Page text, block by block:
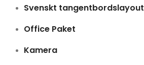
Svenskt tangentbordslayout
Office Paket
Kamera